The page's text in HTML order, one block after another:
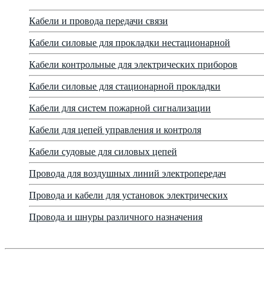
Кабели и провода передачи связи
Кабели силовые для прокладки нестационарной
Кабели контрольные для электрических приборов
Кабели силовые для стационарной прокладки
Кабели для систем пожарной сигнализации
Кабели для цепей управления и контроля
Кабели судовые для силовых цепей
Провода для воздушных линий электропередач
Провода и кабели для установок электрических
Провода и шнуры различного назначения